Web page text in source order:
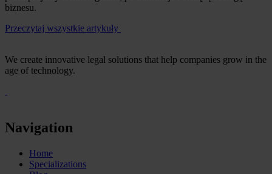
biznesu.
Przeczytaj wszystkie artykuły
We create innovative legal solutions that help companies grow in the
age of technology.
Navigation
Home
Specializations